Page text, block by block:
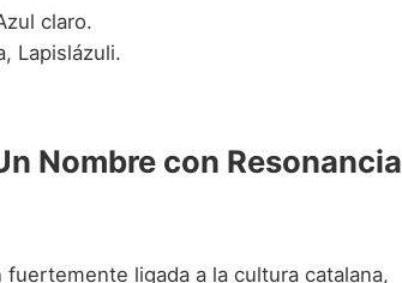
claro.
Lapislázuli.
Nombre con Resonancia
ligada a la cultura catalana,